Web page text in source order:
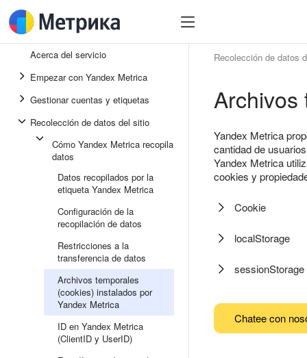
Acerca del servicio
Empezar con Yandex Metrica
Gestionar cuentas y etiquetas
Recolección de datos del sitio
Cómo Yandex Metrica recopila
datos
Datos recopilados por la
etiqueta Yandex Metrica
Configuración de la
recopilación de datos
Restricciones a la
transferencia de datos
Archivos temporales
(cookies) instalados por
Yandex Metrica
ID en Yandex Metrica
(ClientID y UserID)
Recolección de datos
Archivos
Yandex Metrica
cantidad de
Yandex Metrica
cookies y
Cookie
localStorage
sessionStorage
Chatee con